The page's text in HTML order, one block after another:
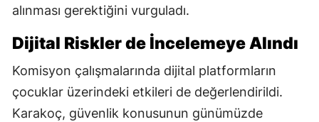
alınması gerektiğini vurguladı.
Dijital Riskler de İncelemeye Alındı
Komisyon çalışmalarında dijital platformların
çocuklar üzerindeki etkileri de değerlendirildi.
Karakoç, güvenlik konusunun günümüzde